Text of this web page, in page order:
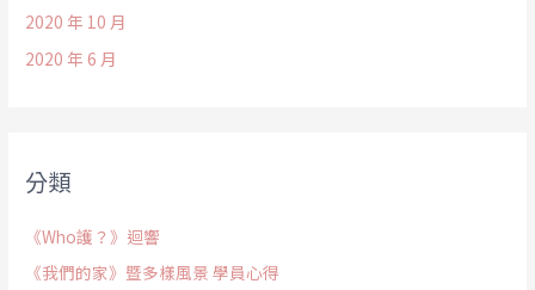
2020 年 10 月
2020 年 6 月
分類
《Who護？》迴響
《我們的家》暨多樣風景 學員心得